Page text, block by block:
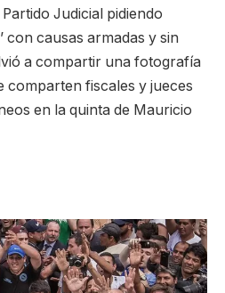
Judicial pidiendo
con causas armadas y sin
a compartir una fotografía
comparten fiscales y jueces
en la quinta de Mauricio